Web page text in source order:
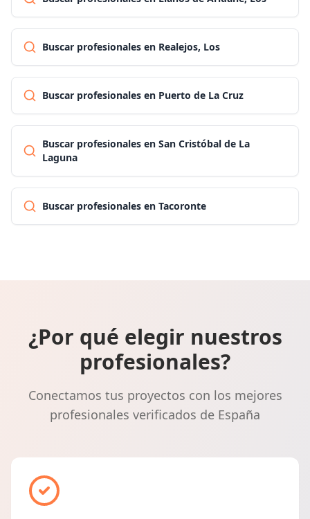
Buscar profesionales en Realejos, Los
Buscar profesionales en Puerto de La Cruz
Buscar profesionales en San Cristóbal de La
Laguna
Buscar profesionales en Tacoronte
¿Por qué elegir nuestros
profesionales?
Conectamos tus proyectos con los mejores
profesionales verificados de España